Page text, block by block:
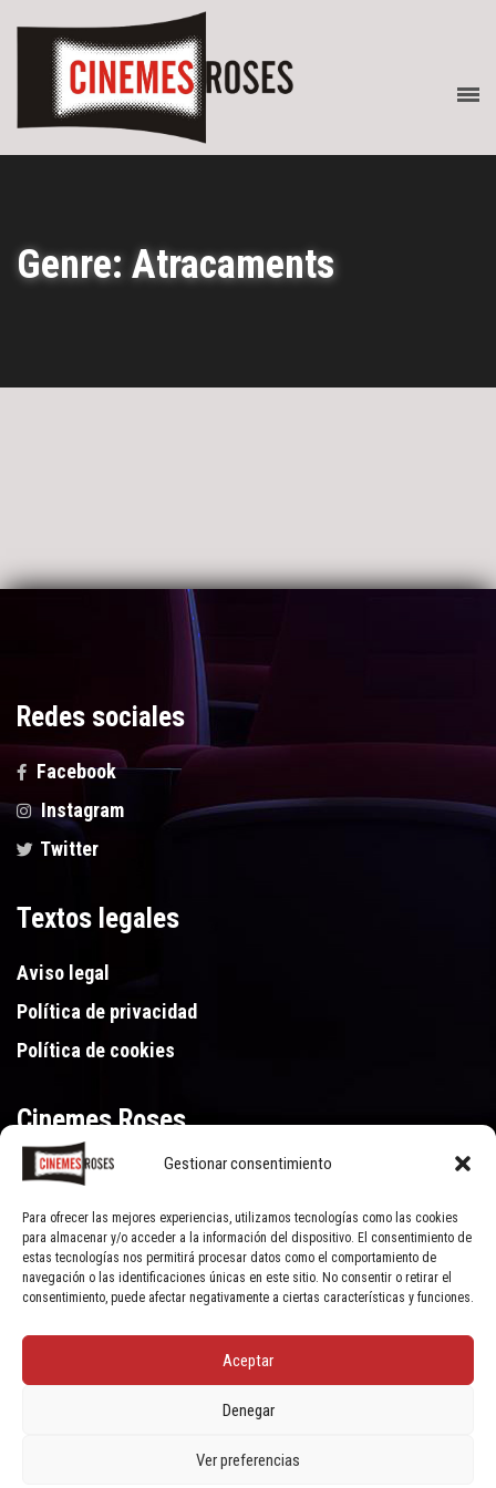
Gestionar consentimiento
Para ofrecer las mejores experiencias, utilizamos tecnologías como las cookies
para almacenar y/o acceder a la información del dispositivo. El consentimiento de
estas tecnologías nos permitirá procesar datos como el comportamiento de
navegación o las identificaciones únicas en este sitio. No consentir o retirar el
consentimiento, puede afectar negativamente a ciertas características y funciones.
Aceptar
Denegar
Ver preferencias
Genre: Atracaments
Redes sociales
Facebook
Instagram
Twitter
Textos legales
Aviso legal
Política de privacidad
Política de cookies
Cinemes Roses
Gran Via de Pau Casals 250, 17480 Roses (Girona)
972 15 46 46
© Cinemes Roses - 2022, all rights reserved | Powered by